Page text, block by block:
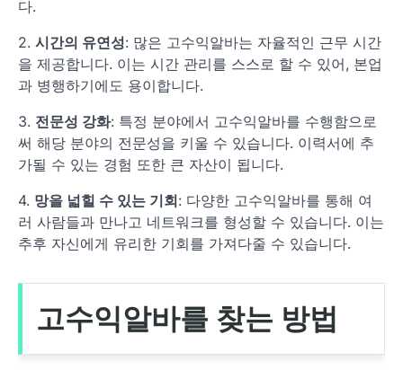
다.
2. 시간의 유연성: 많은 고수익알바는 자율적인 근무 시간
을 제공합니다. 이는 시간 관리를 스스로 할 수 있어, 본업
과 병행하기에도 용이합니다.
3. 전문성 강화: 특정 분야에서 고수익알바를 수행함으로
써 해당 분야의 전문성을 키울 수 있습니다. 이력서에 추
가될 수 있는 경험 또한 큰 자산이 됩니다.
4. 망을 넓힐 수 있는 기회: 다양한 고수익알바를 통해 여
러 사람들과 만나고 네트워크를 형성할 수 있습니다. 이는
추후 자신에게 유리한 기회를 가져다줄 수 있습니다.
고수익알바를 찾는 방법